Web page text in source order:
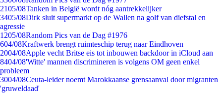
2105/08Tanken in België wordt nóg aantrekkelijker
3405/08Dirk sluit supermarkt op de Wallen na golf van diefstal en
agressie
1205/08Random Pics van de Dag #1976
604/08Kraftwerk brengt ruimteschip terug naar Eindhoven
2004/08Apple vecht Britse eis tot inbouwen backdoor in iCloud aan
8404/08'Witte' mannen discrimineren is volgens OM geen enkel
probleem
3004/08Ceuta-leider noemt Marokkaanse grensaanval door migranten
'gruweldaad'